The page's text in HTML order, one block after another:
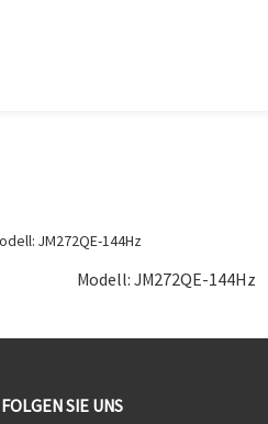
Modell: JM272QE-144Hz
FOLGEN SIE UNS